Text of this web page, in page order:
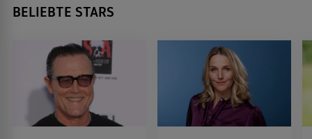
BELIEBTE STARS